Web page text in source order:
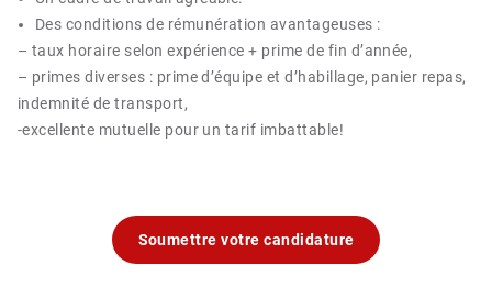
Des conditions de rémunération avantageuses :
– taux horaire selon expérience + prime de fin d’année,
– primes diverses : prime d’équipe et d’habillage, panier repas,
indemnité de transport,
-excellente mutuelle pour un tarif imbattable!
Soumettre votre candidature